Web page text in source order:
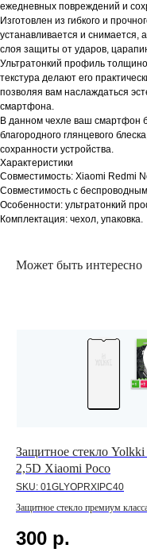
ежедневных повреждений и
Изготовлен из гибкого и
устанавливается и снимается,
слоя защиты от ударов,
Ультратонкий профиль
текстура делают его
позволяя вам наслаждаться
смартфона.
В данном чехле ваш смартфон
благородного глянцевого
сохранности устройства.
Характеристики
Совместимость: Xiaomi Redmi
Совместимость с
Особенности: ультратонкий
Комплектация: чехол, упаковка.
Может быть интересно
Защитное стекло Yolkki
2,5D Xiaomi Poco
SKU: 01GLYOPRXIPC40
Защитное стекло премиум
300 р.